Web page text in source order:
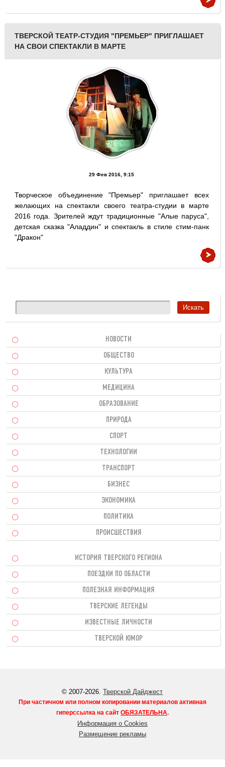
ТВЕРСКОЙ ТЕАТР-СТУДИЯ "ПРЕМЬЕР" ПРИГЛАШАЕТ
НА СВОИ СПЕКТАКЛИ В МАРТЕ
29 Фев 2016, 9:15
Творческое объединение "Премьер" приглашает всех
желающих на спектакли своего театра-студии в марте
2016 года. Зрителей ждут традиционные "Алые паруса",
детская сказка "Аладдин" и спектакль в стиле стим-панк
"Дракон"
НОВОСТИ
ОБЩЕСТВО
КУЛЬТУРА
МЕДИЦИНА
ОБРАЗОВАНИЕ
ПРИРОДА
СПОРТ
ТЕХНОЛОГИИ
ТРАНСПОРТ
БИЗНЕС
ЭКОНОМИКА
ПОЛИТИКА
ПРОИСШЕСТВИЯ
ИСТОРИЯ ТВЕРСКОГО РЕГИОНА
ПОЕЗДКИ ПО ОБЛАСТИ
ПОЛЕЗНАЯ ИНФОРМАЦИЯ
ТВЕРСКИЕ ЛЕГЕНДЫ
ИЗВЕСТНЫЕ ЛИЧНОСТИ
ТВЕРСКОЙ ЮМОР
© 2007-2026.Тверской Дайджест
При частичном или полном копировании материалов активная
гиперссылка на сайт ОБЯЗАТЕЛЬНА.
Информация о Cookies
Размещение рекламы